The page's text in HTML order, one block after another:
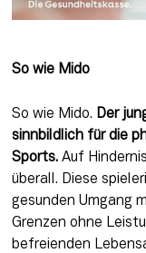
So wie Mido
So wie Mido. Der
sinnbildlich für die
Sports. Auf
überall. Diese
gesunden Umgang
Grenzen ohne
befreienden